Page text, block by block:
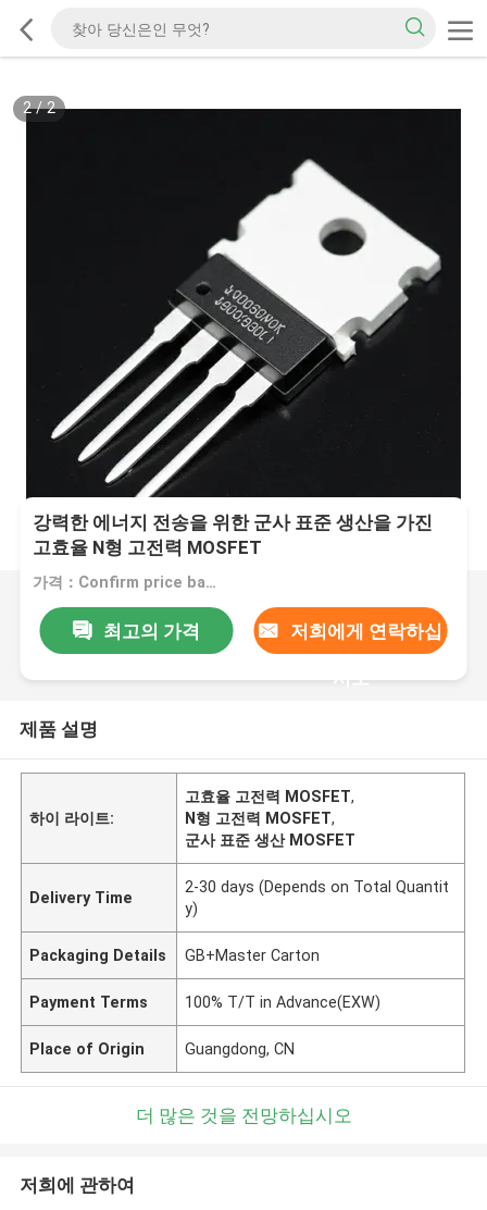
2/2
강력한 에너지 전송을 위한 군사 표준 생산을 가진
고효율 N형 고전력 MOSFET
가격：Confirm price based on product
최고의 가격 저희에게 연락하십
시오
제품 설명
하이 라이트:
고효율 고전력 MOSFET,
N형 고전력 MOSFET,
군사 표준 생산 MOSFET
Delivery Time
2-30 days (Depends on Total Quantit
y)
Packaging Details GB+Master Carton
Payment Terms 100% T/T in Advance(EXW)
Place of Origin Guangdong, CN
더 많은 것을 전망하십시오
저희에 관하여